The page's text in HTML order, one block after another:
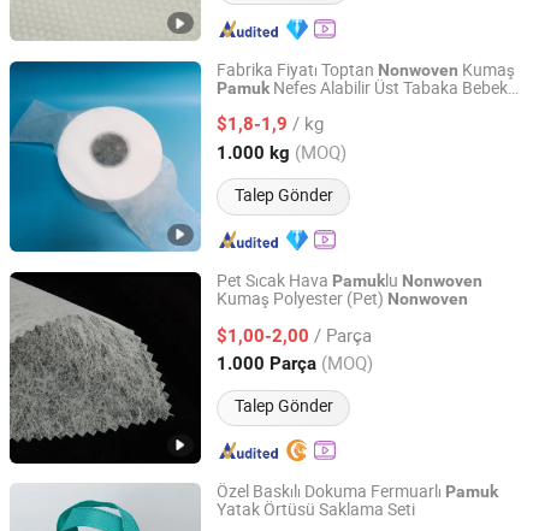
Fabrika Fiyatı Toptan Nonwoven Kumaş
PamukNefes Alabilir Üst Tabaka Bebek
$1,8-1,9 / kg
1.000 kg (MOQ)
Talep Gönder
Quanzhou Xingyuan Supply Chain Management Co., Ltd.
Fujian, China Fiyat 2013
Pet Sıcak Hava Pamuklu Nonwoven
Kumaş Polyester (Pet) Nonwoven
$1,00-2,00 / Parça
1.000 Parça (MOQ)
Talep Gönder
Dalian HLB New Material Technology Co., Ltd
Liaoning, China Fiyat 2025
Özel Baskılı Dokuma Fermuarlı Pamuk
Yatak Örtüsü Saklama Seti
Tongcheng Wuchuang Household Products Co., Ltd.